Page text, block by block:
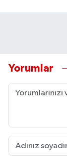
Yorumlar